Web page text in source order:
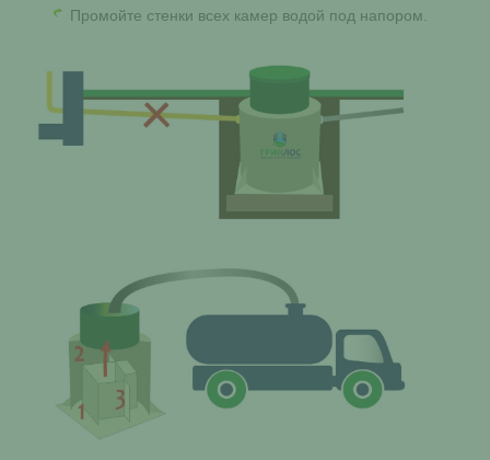
Промойте стенки всех камер водой под напором.